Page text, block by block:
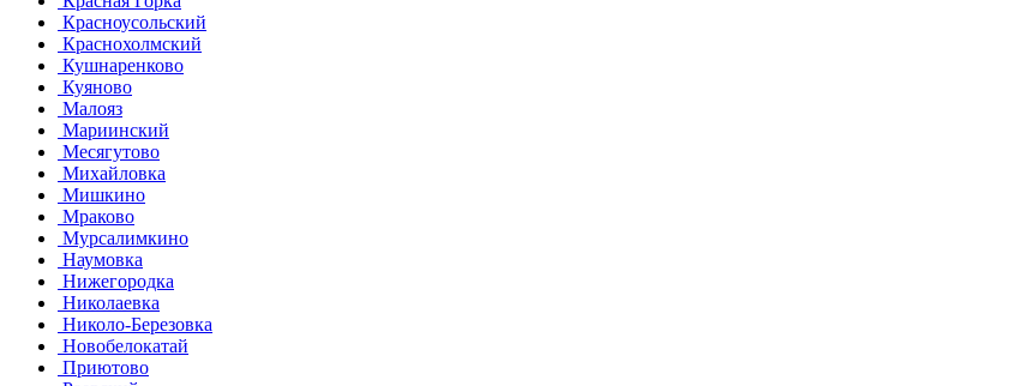
Красноусольский
Краснохолмский
Кушнаренково
Куяново
Малояз
Мариинский
Месягутово
Михайловка
Мишкино
Мраково
Мурсалимкино
Наумовка
Нижегородка
Николаевка
Николо-Березовка
Новобелокатай
Приютово